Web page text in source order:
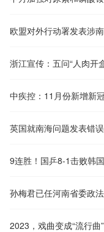
浙江宣传：五问“人肉开
孙梅君已任河南省委政
2023，戏曲变成“流行曲